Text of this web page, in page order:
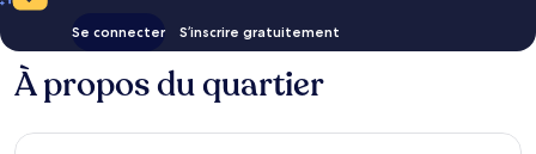
Se connecter S’inscrire gratuitement
À propos du quartier